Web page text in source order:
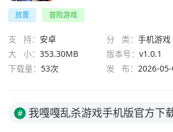
放置 冒险游戏
支 持： 安卓 分 类： 手机游戏
大 小： 353.30MB 版本号： v1.0.1
下载量： 53次 发 布： 2026-
# 我嘎嘎乱杀游戏手机版官方下